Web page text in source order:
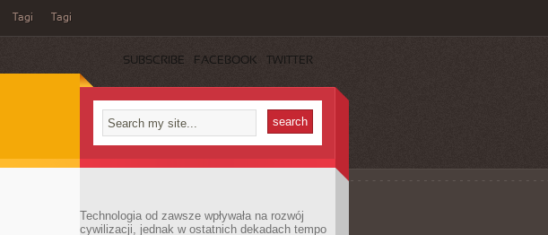
Tagi Tagi
SUBSCRIBE FACEBOOK TWITTER
Technologia od zawsze wpływała na rozwój
cywilizacji, jednak w ostatnich dekadach tempo